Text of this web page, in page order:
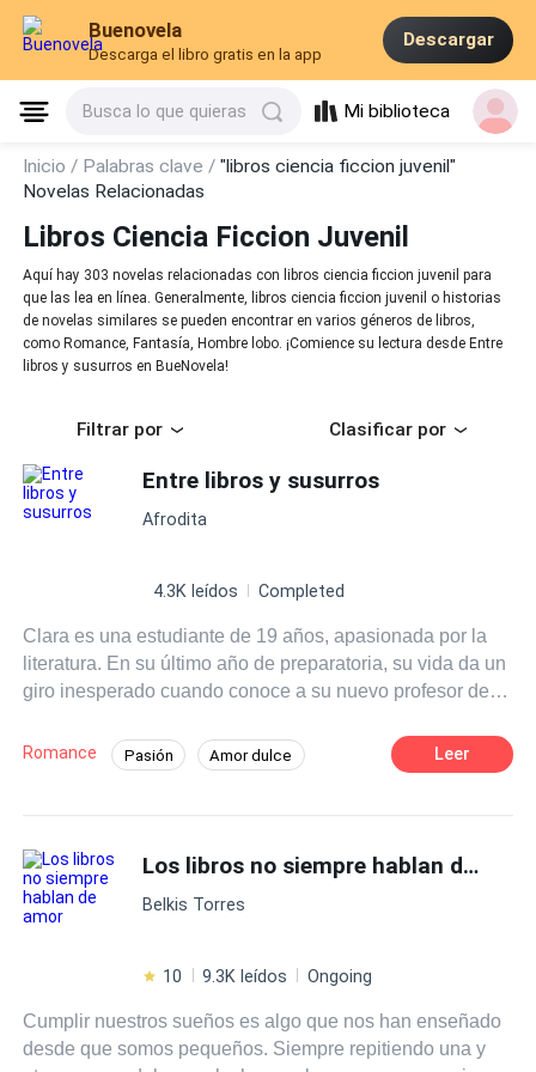
Buenovela
Descarga el libro gratis en la app
Descargar
Busca lo que quieras Mi biblioteca
Inicio / Palabras clave /"libros ciencia ficcion juvenil"
Novelas Relacionadas
Libros Ciencia Ficcion Juvenil
Aquí hay 303 novelas relacionadas con libros ciencia ficcion juvenil para
que las lea en línea. Generalmente, libros ciencia ficcion juvenil o historias
de novelas similares se pueden encontrar en varios géneros de libros,
como Romance, Fantasía, Hombre lobo. ¡Comience su lectura desde Entre
libros y susurros en BueNovela!
Filtrar por Clasificar por
Entre libros y susurros
Afrodita
4.3K leídos Completed
Clara es una estudiante de 19 años, apasionada por la
literatura. En su último año de preparatoria, su vida da un
giro inesperado cuando conoce a su nuevo profesor de
talentoso que despierta en ella una admiración profunda.
A medida que las clases avanzan Clara se siente cada
Romance Pasión Amor dulce
Primer Amor
Leer
Los libros no siempre hablan de amor
Belkis Torres
10 9.3K leídos Ongoing
Cumplir nuestros sueños es algo que nos han enseñado
desde que somos pequeños. Siempre repitiendo una y